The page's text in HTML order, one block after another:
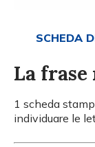
SCHEDA
La
1 scheda
individuare le